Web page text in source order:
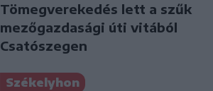
Tömegverekedés lett a szűk
mezőgazdasági úti vitából
Csatószegen
Székelyhon